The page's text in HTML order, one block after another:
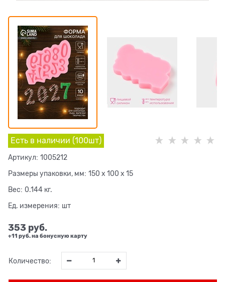
Есть в наличии (100шт)
Артикул: 1005212
Размеры упаковки, мм: 150 x 100 x 15
Вес: 0.144 кг.
Ед. измерения: шт
353 руб.
+11 руб. на бонусную карту
Количество: